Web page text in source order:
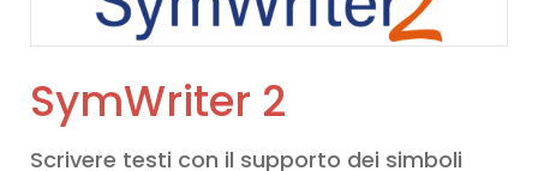
SymWriter 2
Scrivere testi con il supporto dei simboli